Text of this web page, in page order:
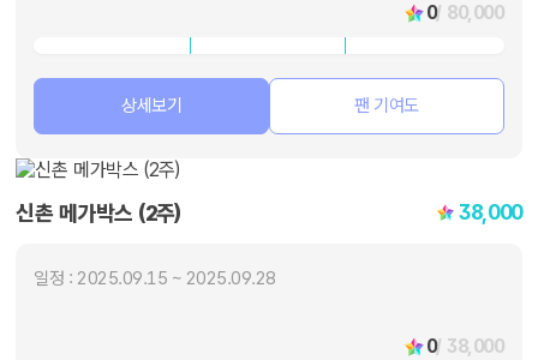
0/ 80,000
상세보기 팬 기여도
신촌 메가박스 (2주) 38,000
일정 : 2025.09.15 ~ 2025.09.28
0/ 38,000